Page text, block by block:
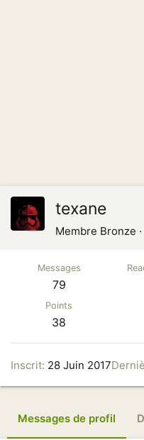
texane
Membre Bronze ·
Messages
79
Points
38
Inscrit 28 Juin 2017
Messages de profil